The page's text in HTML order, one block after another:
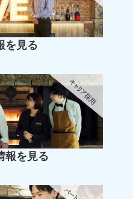
を見る
報を見る